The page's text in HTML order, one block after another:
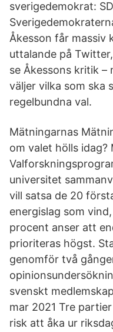
sverigedemokrat:
Åkesson får massiv
uttalande på
se Åkessons kritik
väljer vilka som ska
regelbundna val.
Mätningarnas
om valet hölls idag?
universitet
vill satsa de 20
energislag som
procent anser att
prioriteras högst.
genomför två
svenskt
mar 2021 Tre
risk att åka ur